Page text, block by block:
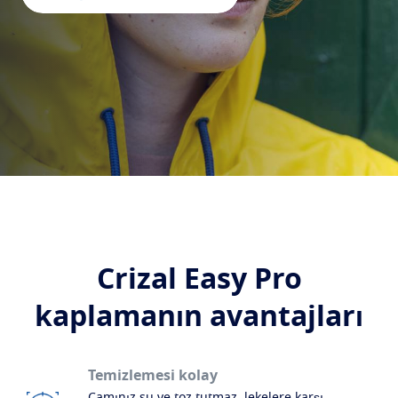
Işığa duyarlı cam
Güneş Camları Stil ile birlikte net görüş
Günlük kullanım için mavi ışık ve UV filtreleme
çözümleri
Crizal Easy Pro
kaplamanın avantajları
Temizlemesi kolay